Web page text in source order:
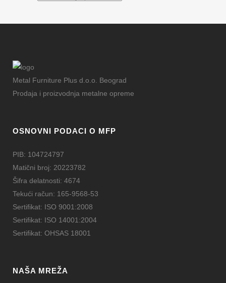
Metal Furniture Plus d.o.o. Beograd
Prodaja i proizvodnja metalne opreme
OSNOVNI PODACI O MFP
PIB: 104724797
Matični broj: 20223782
Šifra delatnosti: 4674
Tekući račun: 165-9568-53
Sertifikat: ISO 9001:2008
Sertifikat: ISO 14001:2004
Sertifikat: OHSAS 18001
NAŠA MREŽA